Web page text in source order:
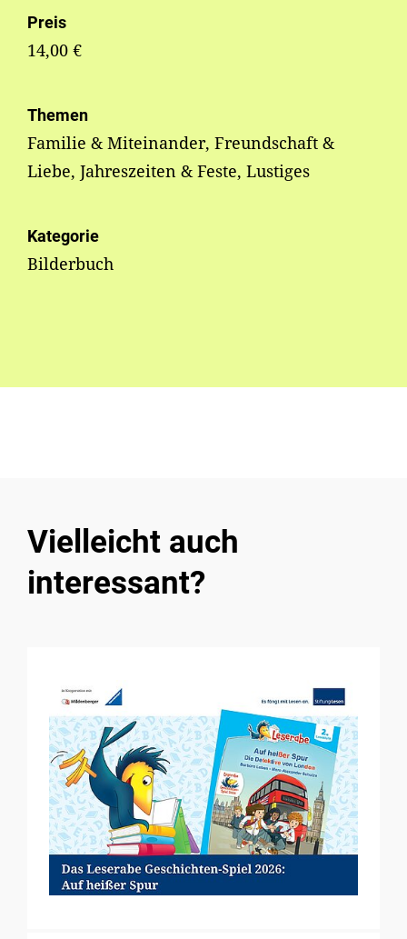
Preis
14,00 €
Themen
Familie & Miteinander, Freundschaft &
Liebe, Jahreszeiten & Feste, Lustiges
Kategorie
Bilderbuch
Vielleicht auch
interessant?